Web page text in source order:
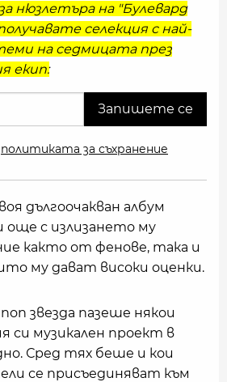
нюзлетъра на "Булевард
селекция с най-
на седмицата през
екип:
политиката за съхранение
дългоочакван албум
още с излизането му
както от фенове, така и
му дават високи оценки.
звезда пазеше някои
си музикален проект в
Сред тях беше и кои
се присъединяват към